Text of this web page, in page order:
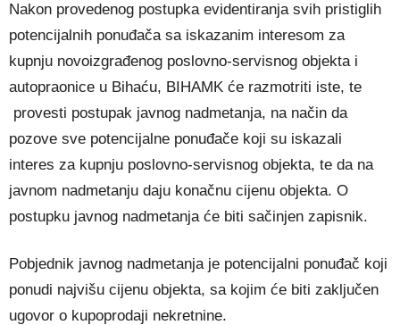
Nakon provedenog postupka evidentiranja svih pristiglih
potencijalnih ponuđača sa iskazanim interesom za
kupnju novoizgrađenog poslovno-servisnog objekta i
autopraonice u Bihaću, BIHAMK će razmotriti iste, te
provesti postupak javnog nadmetanja, na način da
pozove sve potencijalne ponuđače koji su iskazali
interes za kupnju poslovno-servisnog objekta, te da na
javnom nadmetanju daju konačnu cijenu objekta. O
postupku javnog nadmetanja će biti sačinjen zapisnik.
Pobjednik javnog nadmetanja je potencijalni ponuđač koji
ponudi najvišu cijenu objekta, sa kojim će biti zaključen
ugovor o kupoprodaji nekretnine.